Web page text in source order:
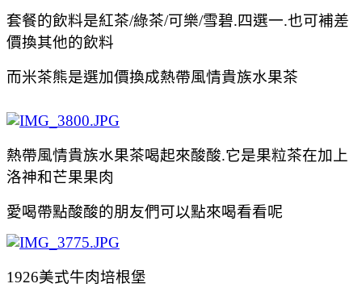
套餐的飲料是紅茶/綠茶/可樂/雪碧.四選一.也可補差
價換其他的飲料
而米茶熊是選加價換成熱帶風情貴族水果茶
熱帶風情貴族水果茶喝起來酸酸.它是果粒茶在加上
洛神和芒果果肉
愛喝帶點酸酸的朋友們可以點來喝看看呢
1926美式牛肉培根堡